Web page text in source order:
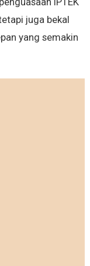
juga bekal
yang semakin